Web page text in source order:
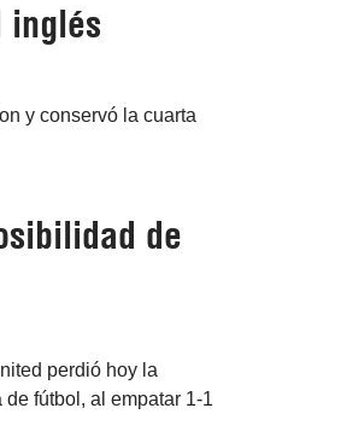
inglés
y conservó la cuarta
de
perdió hoy la
fútbol, al empatar 1-1